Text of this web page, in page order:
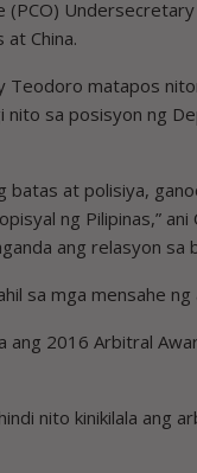
(PCO)
at China.
Teodoro matapos
nito sa posisyon ng
batas at polisiya,
ng Pilipinas,” ani
ang relasyon sa
sa mga mensahe
ang 2016 Arbitral
nito kinikilala ang